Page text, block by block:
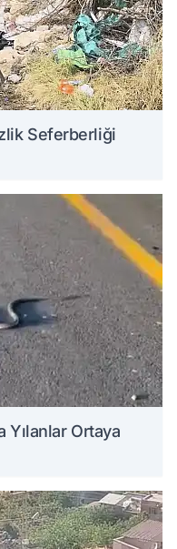
Seferberliği
Yılanlar Ortaya